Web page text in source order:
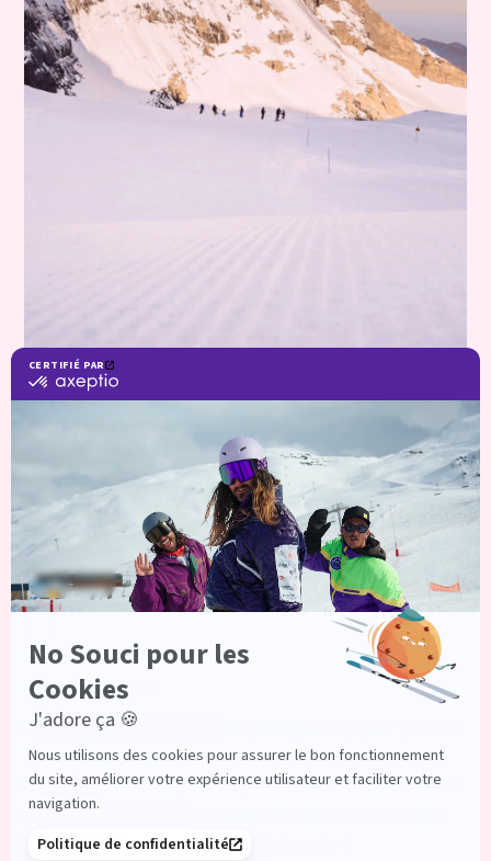
Vendredi 1er Mars : Ouvre le domaine
skiable avec les pisteurs
Découvre une partie du quotidien des pisteurs
partage un moment privilégié avec ces passionnés
de la montagnepour comprendre les coulisses de la
station et sois le premier à dévaler les pistes
fraîchement préparées avant l’ouverture du domaine
Au programme :
Rendez-vous à 8h00
la télécabine 🗓️
Départavec les pisteurs pour l’ouverture du domaine
Café et croissant
Profitezdu domaine toute la journée !